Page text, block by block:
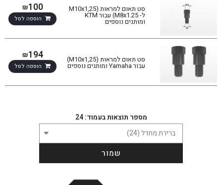
סט תאום למראות (M10x1,25
ל- M8x1.25) עבור KTM
ומותגים נוספים
₪100
הוספה לסל
סט תאום למראות (M10x1,25)
עבור Yamaha ומותגים נוספים
₪194
הוספה לסל
מספר תוצאות בעמוד: 24
שמור